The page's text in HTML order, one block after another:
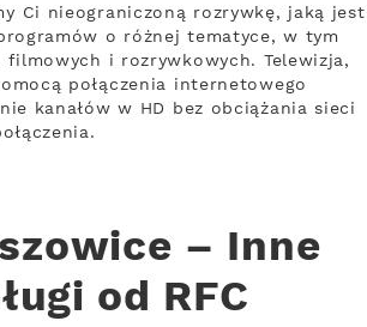
Ci nieograniczoną rozrywkę, jaką jest
o różnej tematyce, w tym
filmowych i rozrywkowych. Telewizja,
połączenia internetowego
kanałów w HD bez obciążania sieci
– Inne
od RFC